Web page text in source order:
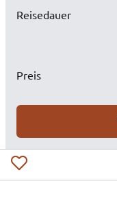
Reisedauer
Preis